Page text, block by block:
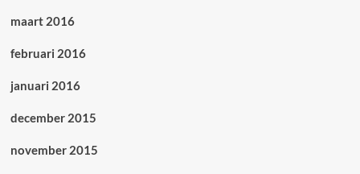
maart 2016
februari 2016
januari 2016
december 2015
november 2015